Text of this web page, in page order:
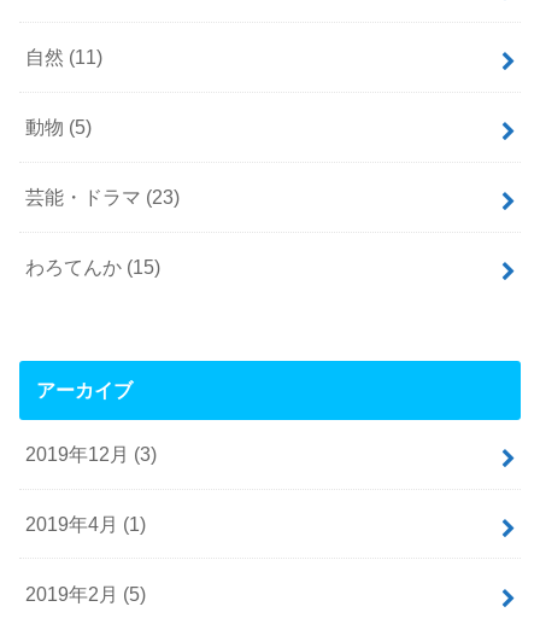
自然 (11)
動物 (5)
芸能・ドラマ (23)
わろてんか (15)
アーカイブ
2019年12月 (3)
2019年4月 (1)
2019年2月 (5)